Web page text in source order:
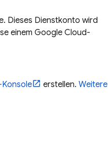
Dieses Dienstkonto wird
einem Google Cloud-
erstellen. Weitere